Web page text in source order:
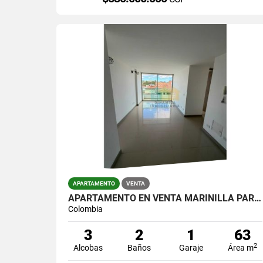
APARTAMENTO VENTA
APARTAMENTO EN VENTA MARINILLA PARA ESTRENAR
Colombia
3
Alcobas
2
Baños
1
Garaje
63
Área m2